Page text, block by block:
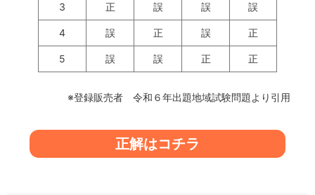
3 正 誤 誤 誤
4 誤 正 誤 正
5 誤 誤 正 正
※登録販売者 令和６年出題地域試験問題より引用
正解はコチラ